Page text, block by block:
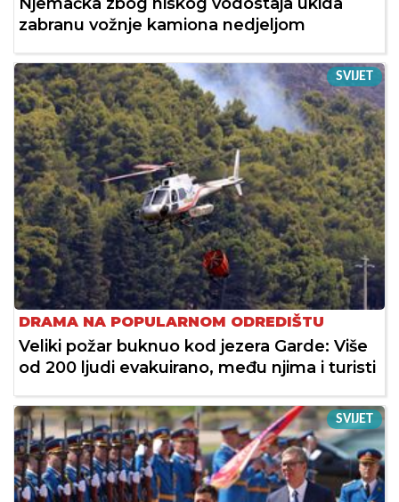
zabranu vožnje kamiona nedjeljom
SVIJET
DRAMA NA POPULARNOM ODREDIŠTU
Veliki požar buknuo kod jezera Garde: Više
od 200 ljudi evakuirano, među njima i turisti
SVIJET